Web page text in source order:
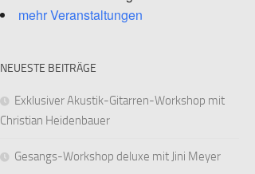
mehr Veranstaltungen
NEUESTE BEITRÄGE
Exklusiver Akustik-Gitarren-Workshop mit
Christian Heidenbauer
Gesangs-Workshop deluxe mit Jini Meyer